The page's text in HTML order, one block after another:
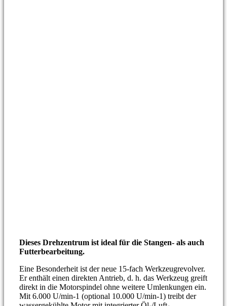
Dieses Drehzentrum ist ideal für die Stangen- als auch
Futterbearbeitung.
Eine Besonderheit ist der neue 15-fach Werkzeugrevolver.
Er enthält einen direkten Antrieb, d. h. das Werkzeug greift
direkt in die Motorspindel ohne weitere Umlenkungen ein.
Mit 6.000 U/min-1 (optional 10.000 U/min-1) treibt der